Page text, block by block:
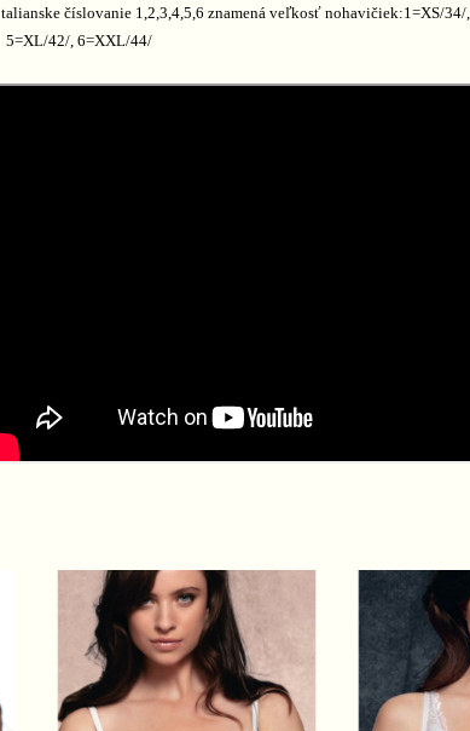
talianske číslovanie 1,2,3,4,5,6 znamená veľkosť nohavičiek:1=XS/
5=XL/42/, 6=XXL/44/